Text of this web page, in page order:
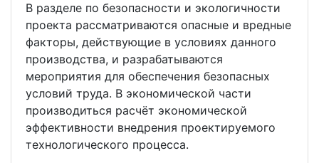
В разделе по безопасности и экологичности
проекта рассматриваются опасные и вредные
факторы, действующие в условиях данного
производства, и разрабатываются
мероприятия для обеспечения безопасных
условий труда. В экономической части
производиться расчёт экономической
эффективности внедрения проектируемого
технологического процесса.